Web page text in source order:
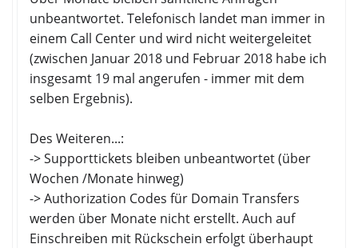
unbeantwortet. Telefonisch landet man immer in
einem Call Center und wird nicht weitergeleitet
(zwischen Januar 2018 und Februar 2018 habe ich
insgesamt 19 mal angerufen - immer mit dem
selben Ergebnis).
Des Weiteren...:
-> Supporttickets bleiben unbeantwortet (über
Wochen /Monate hinweg)
-> Authorization Codes für Domain Transfers
werden über Monate nicht erstellt. Auch auf
Einschreiben mit Rückschein erfolgt überhaupt